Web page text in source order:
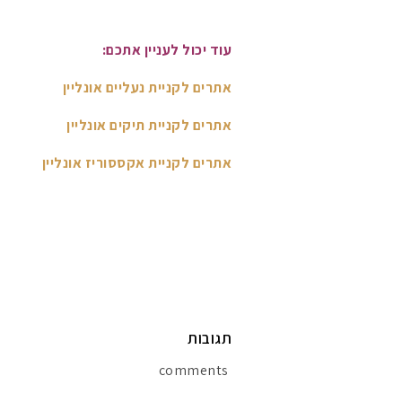
עוד יכול לעניין אתכם:
אתרים לקניית נעליים אונליין
אתרים לקניית תיקים אונליין
אתרים לקניית אקססוריז אונליין
תגובות